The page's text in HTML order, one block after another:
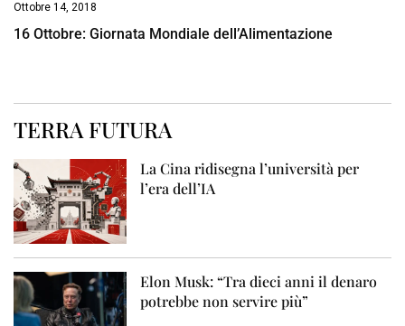
Ottobre 14, 2018
16 Ottobre: Giornata Mondiale dell’Alimentazione
TERRA FUTURA
La Cina ridisegna l’università per
l’era dell’IA
Elon Musk: “Tra dieci anni il denaro
potrebbe non servire più”